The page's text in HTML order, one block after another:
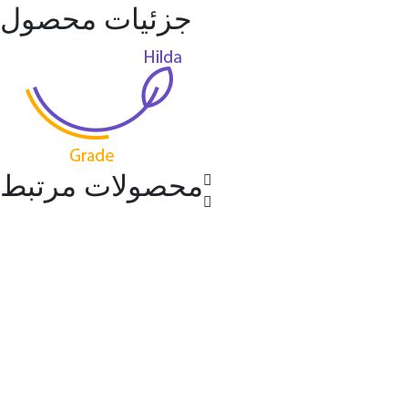
جزئیات محصول
محصولات مرتبط